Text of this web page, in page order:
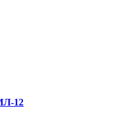
12